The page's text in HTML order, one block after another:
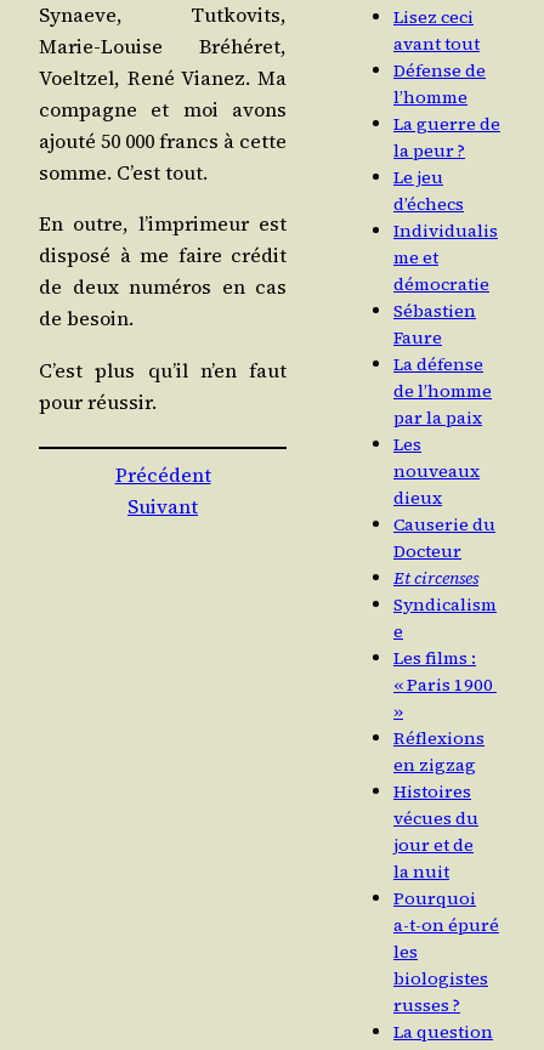
Synaeve, Tut­ko­vits,
Marie-Louise Bré­hé­ret,
Voelt­zel, René Via­nez. Ma
com­pagne et moi avons
ajou­té 50 000 francs à cette
somme. C’est tout.
En outre, l’im­pri­meur est
dis­po­sé à me faire cré­dit
de deux numé­ros en cas
de besoin.
C’est plus qu’il n’en faut
pour réussir.
Précédent
Suivant
Lisez ceci
avant tout
Défense de
l’homme
La guerre de
la peur ?
Le jeu
d’échecs
Individualis
me et
démocratie
Sébastien
Faure
La défense
de l’homme
par la paix
Les
nouveaux
dieux
Causerie du
Docteur
Et circenses
Syndicalism
e
Les films :
« Paris 1900
»
Réflexions
en zigzag
Histoires
vécues du
jour et de
la nuit
Pourquoi
a‑t-on épuré
les
biologistes
russes ?
La question